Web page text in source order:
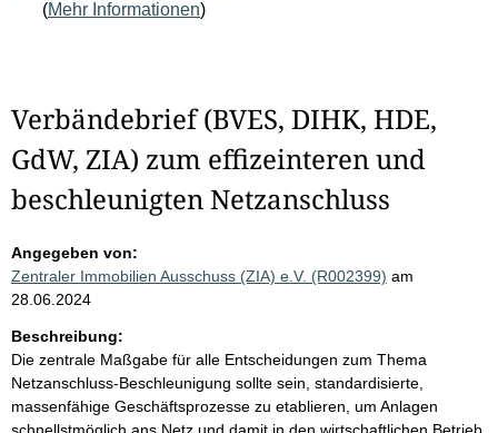
(Mehr Informationen)
Verbändebrief (BVES, DIHK, HDE,
GdW, ZIA) zum effizeinteren und
beschleunigten Netzanschluss
Angegeben von:
Zentraler Immobilien Ausschuss (ZIA) e.V. (R002399) am
28.06.2024
Beschreibung:
Die zentrale Maßgabe für alle Entscheidungen zum Thema
Netzanschluss-Beschleunigung sollte sein, standardisierte,
massenfähige Geschäftsprozesse zu etablieren, um Anlagen